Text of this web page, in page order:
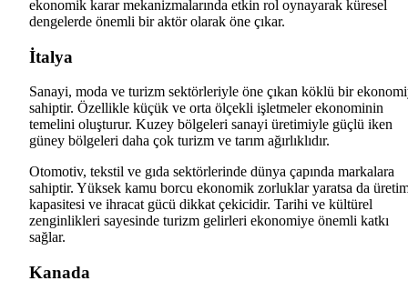
ekonomik karar mekanizmalarında etkin rol oynayarak küresel
dengelerde önemli bir aktör olarak öne çıkar.
İtalya
Sanayi, moda ve turizm sektörleriyle öne çıkan köklü bir
sahiptir. Özellikle küçük ve orta ölçekli işletmeler ekonominin
temelini oluşturur. Kuzey bölgeleri sanayi üretimiyle güçlü iken
güney bölgeleri daha çok turizm ve tarım ağırlıklıdır.
Otomotiv, tekstil ve gıda sektörlerinde dünya çapında markalara
sahiptir. Yüksek kamu borcu ekonomik zorluklar yaratsa da
kapasitesi ve ihracat gücü dikkat çekicidir. Tarihi ve kültürel
zenginlikleri sayesinde turizm gelirleri ekonomiye önemli katkı
sağlar.
Kanada